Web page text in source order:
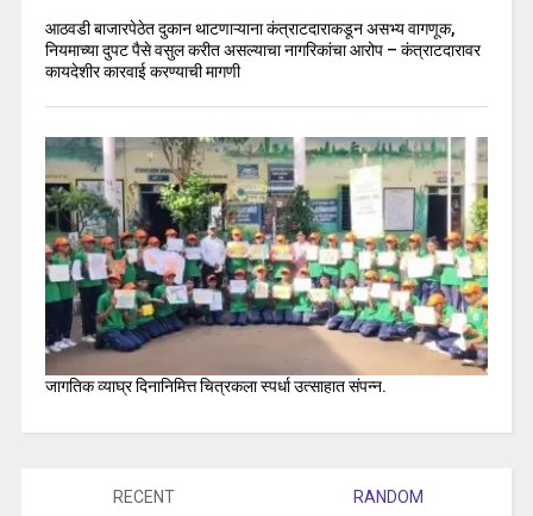
आठवडी बाजारपेठेत दुकान थाटणाऱ्याना कंत्राटदाराकडून असभ्य वागणूक,
नियमाच्या दुपट पैसे वसुल करीत असल्याचा नागरिकांचा आरोप – कंत्राटदारावर
कायदेशीर कारवाई करण्याची मागणी
जागतिक व्याघ्र दिनानिमित्त चित्रकला स्पर्धा उत्साहात संपन्न.
RECENT RANDOM